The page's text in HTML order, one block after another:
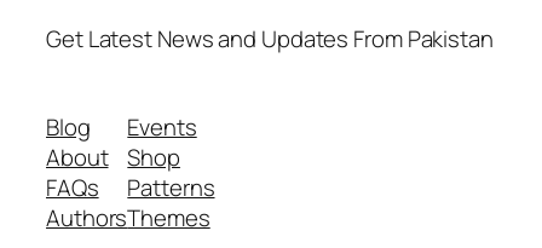
Get Latest News and Updates From Pakistan
Blog
About
FAQs
Authors
Events
Shop
Patterns
Themes